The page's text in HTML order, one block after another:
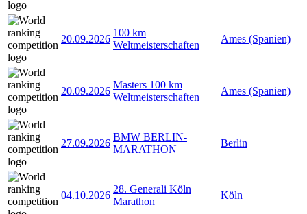
20.09.2026
100 km
Weltmeisterschaften
Ames (Spanien)
20.09.2026
Masters 100 km
Weltmeisterschaften
Ames (Spanien)
27.09.2026
BMW BERLIN-
MARATHON
Berlin
04.10.2026
28. Generali Köln
Marathon
Köln